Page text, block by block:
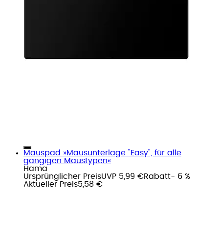
Mauspad »Mausunterlage "Easy", für alle
gängigen Maustypen«
Hama
Ursprünglicher PreisUVP 5,99 €Rabatt- 6 %
Aktueller Preis5,58 €